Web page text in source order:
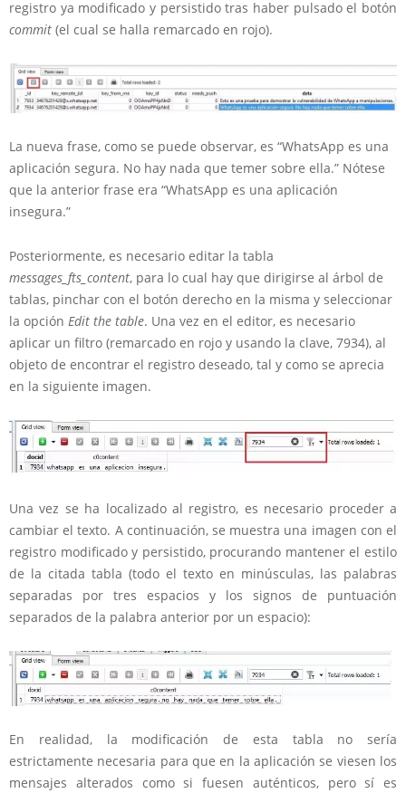
registro ya modificado y persistido tras haber pulsado el botón
commit (el cual se halla remarcado en rojo).
La nueva frase, como se puede observar, es “WhatsApp es una
aplicación segura. No hay nada que temer sobre ella.” Nótese
que la anterior frase era “WhatsApp es una aplicación
insegura.”
Posteriormente, es necesario editar la tabla
messages_fts_content, para lo cual hay que dirigirse al árbol de
tablas, pinchar con el botón derecho en la misma y seleccionar
la opción Edit the table. Una vez en el editor, es necesario
aplicar un filtro (remarcado en rojo y usando la clave, 7934), al
objeto de encontrar el registro deseado, tal y como se aprecia
en la siguiente imagen.
Una vez se ha localizado al registro, es necesario proceder a
cambiar el texto. A continuación, se muestra una imagen con el
registro modificado y persistido, procurando mantener el estilo
de la citada tabla (todo el texto en minúsculas, las palabras
separadas por tres espacios y los signos de puntuación
separados de la palabra anterior por un espacio):
En realidad, la modificación de esta tabla no sería
estrictamente necesaria para que en la aplicación se viesen los
mensajes alterados como si fuesen auténticos, pero sí es